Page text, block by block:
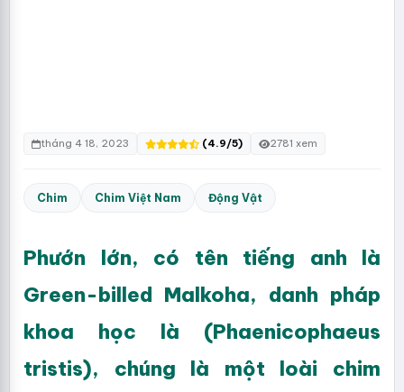
tháng 4 18, 2023 (4.9/5) 2781 xem
Chim Chim Việt Nam Động Vật
Phướn lớn, có tên tiếng anh là
Green-billed Malkoha, danh pháp
khoa học là (Phaenicophaeus
tristis), chúng là một loài chim